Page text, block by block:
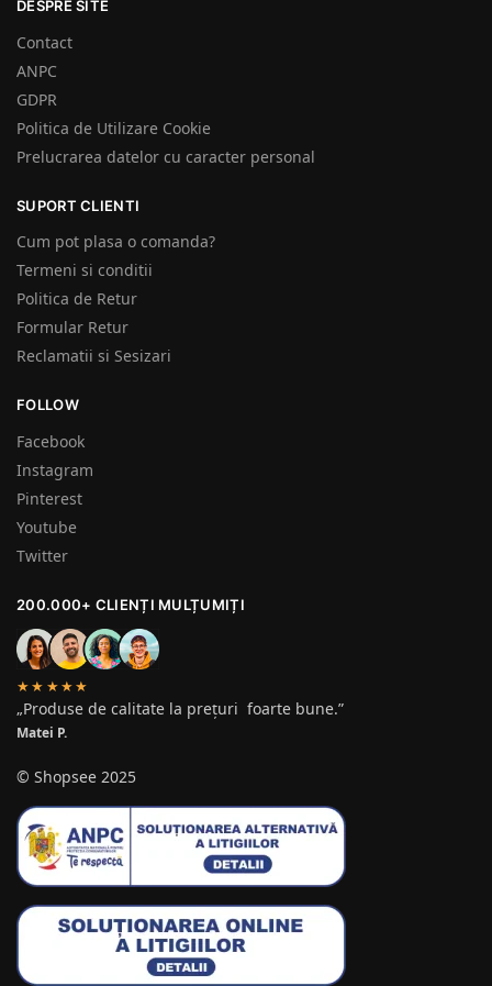
DESPRE SITE
Contact
ANPC
GDPR
Politica de Utilizare Cookie
Prelucrarea datelor cu caracter personal
SUPORT CLIENTI
Cum pot plasa o comanda?
Termeni si conditii
Politica de Retur
Formular Retur
Reclamatii si Sesizari
FOLLOW
Facebook
Instagram
Pinterest
Youtube
Twitter
200.000+ CLIENȚI MULȚUMIȚI
★★★★★
„Produse de calitate la prețuri foarte bune.”
Matei P.
© Shopsee 2025